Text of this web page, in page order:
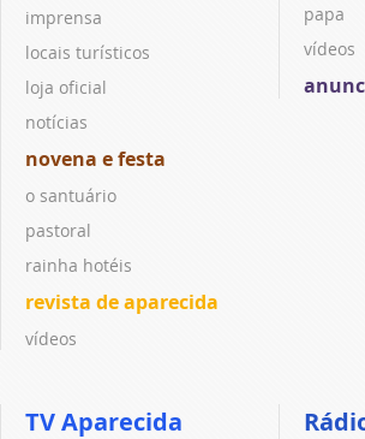
imprensa
locais turísticos
loja oficial
notícias
novena e festa
o santuário
pastoral
rainha hotéis
revista de aparecida
vídeos
papa
vídeos
TV Aparecida